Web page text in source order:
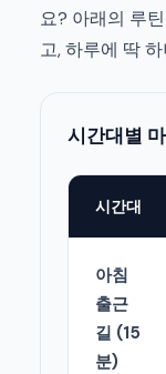
요? 아래의 루
고, 하루에 딱
시간대별
시간대
아침
출근
길 (15
분)